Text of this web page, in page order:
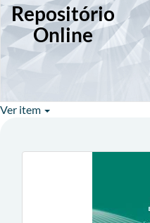
Repositório
Online
Ver item